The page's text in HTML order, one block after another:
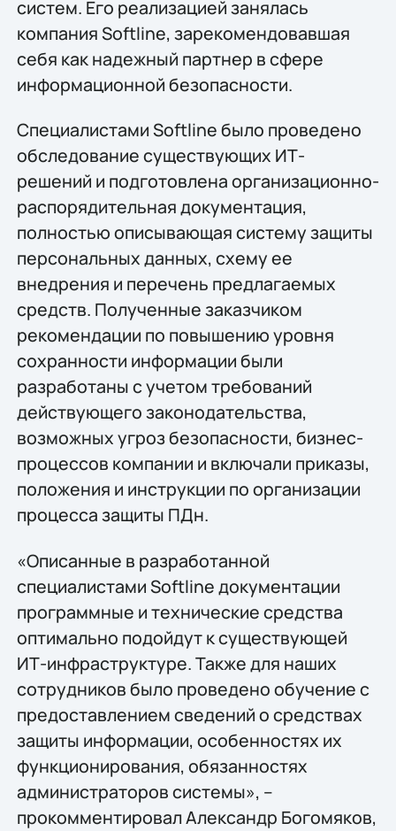
систем. Его реализацией занялась
компания Softline, зарекомендовавшая
себя как надежный партнер в сфере
информационной безопасности.
Специалистами Softline было проведено
обследование существующих ИТ-
решений и подготовлена организационно-
распорядительная документация,
полностью описывающая систему защиты
персональных данных, схему ее
внедрения и перечень предлагаемых
средств. Полученные заказчиком
рекомендации по повышению уровня
сохранности информации были
разработаны с учетом требований
действующего законодательства,
возможных угроз безопасности, бизнес-
процессов компании и включали приказы,
положения и инструкции по организации
процесса защиты ПДн.
«Описанные в разработанной
специалистами Softline документации
программные и технические средства
оптимально подойдут к существующей
ИТ-инфраструктуре. Также для наших
сотрудников было проведено обучение с
предоставлением сведений о средствах
защиты информации, особенностях их
функционирования, обязанностях
администраторов системы», –
прокомментировал Александр Богомяков,